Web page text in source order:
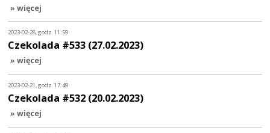
» więcej
2023-02-28, godz. 11:59
Czekolada #533 (27.02.2023)
» więcej
2023-02-21, godz. 17:49
Czekolada #532 (20.02.2023)
» więcej